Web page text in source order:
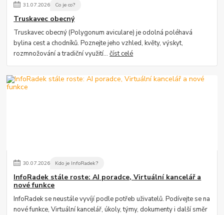
31.07.2026 Co je co?
Truskavec obecný
Truskavec obecný (Polygonum aviculare) je odolná poléhavá
bylina cest a chodníků. Poznejte jeho vzhled, květy, výskyt,
rozmnožování a tradiční využití...číst celé
30.07.2026 Kdo je InfoRadek?
InfoRadek stále roste: AI poradce, Virtuální kancelář a
nové funkce
InfoRadek se neustále vyvíjí podle potřeb uživatelů. Podívejte se na
nové funkce, Virtuální kancelář, úkoly, týmy, dokumenty i další směr